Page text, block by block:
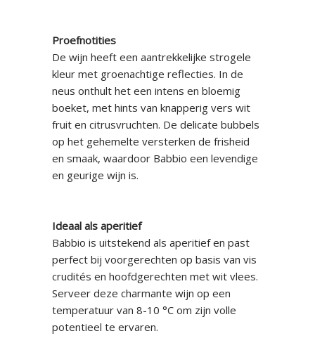
Proefnotities
De wijn heeft een aantrekkelijke strogele
kleur met groenachtige reflecties. In de
neus onthult het een intens en bloemig
boeket, met hints van knapperig vers wit
fruit en citrusvruchten. De delicate bubbels
op het gehemelte versterken de frisheid
en smaak, waardoor Babbio een levendige
en geurige wijn is.
Ideaal als aperitief
Babbio is uitstekend als aperitief en past
perfect bij voorgerechten op basis van vis
crudités en hoofdgerechten met wit vlees.
Serveer deze charmante wijn op een
temperatuur van 8-10 °C om zijn volle
potentieel te ervaren.